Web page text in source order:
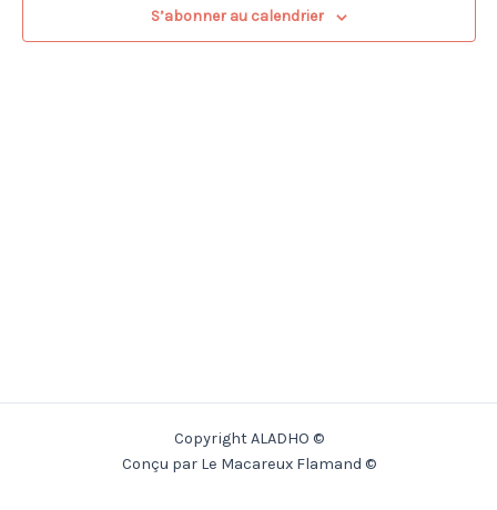
S’abonner au calendrier
Copyright ALADHO ©
Conçu par Le Macareux Flamand ©